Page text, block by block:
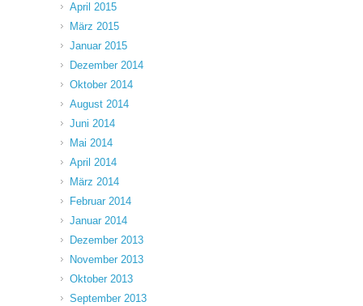
April 2015
März 2015
Januar 2015
Dezember 2014
Oktober 2014
August 2014
Juni 2014
Mai 2014
April 2014
März 2014
Februar 2014
Januar 2014
Dezember 2013
November 2013
Oktober 2013
September 2013